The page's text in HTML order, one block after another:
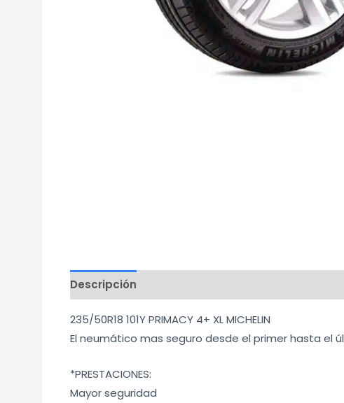
Descripción
235/50R18 101Y PRIMACY 4+ XL MICHELIN
El neumático mas seguro desde el primer hasta el
*PRESTACIONES:
Mayor seguridad